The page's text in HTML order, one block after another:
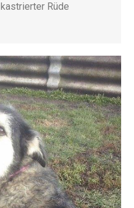
Rüde